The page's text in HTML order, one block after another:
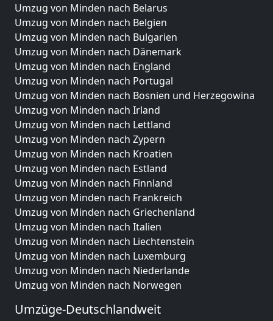
Umzug von Minden nach Belarus
Umzug von Minden nach Belgien
Umzug von Minden nach Bulgarien
Umzug von Minden nach Dänemark
Umzug von Minden nach England
Umzug von Minden nach Portugal
Umzug von Minden nach Bosnien und Herzegowina
Umzug von Minden nach Irland
Umzug von Minden nach Lettland
Umzug von Minden nach Zypern
Umzug von Minden nach Kroatien
Umzug von Minden nach Estland
Umzug von Minden nach Finnland
Umzug von Minden nach Frankreich
Umzug von Minden nach Griechenland
Umzug von Minden nach Italien
Umzug von Minden nach Liechtenstein
Umzug von Minden nach Luxemburg
Umzug von Minden nach Niederlande
Umzug von Minden nach Norwegen
Umzüge-Deutschlandweit